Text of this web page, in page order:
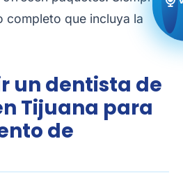
completo que incluya la
un dentista de
Tijuana para
de